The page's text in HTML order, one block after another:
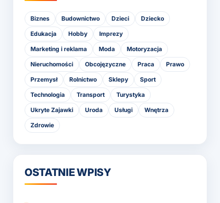
Biznes Budownictwo Dzieci Dziecko
Edukacja Hobby Imprezy
Marketing i reklama Moda Motoryzacja
Nieruchomości Obcojęzyczne Praca Prawo
Przemysł Rolnictwo Sklepy Sport
Technologia Transport Turystyka
Ukryte Zajawki Uroda Usługi Wnętrza
Zdrowie
OSTATNIE WPISY